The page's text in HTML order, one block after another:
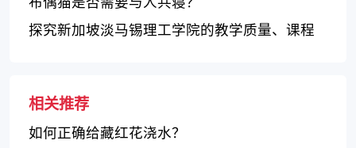
探究新加坡淡马锡理工学院的教学质量、课程
相关推荐
如何正确给藏红花浇水？